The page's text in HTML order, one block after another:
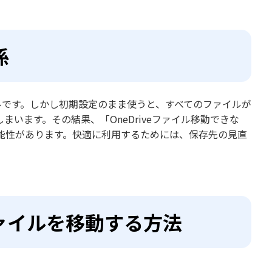
す。しかし初期設定のまま使うと、すべてのファイルが
います。その結果、「OneDriveファイル移動できな
があります。快適に利用するためには、保存先の見直
ルを移動する方法